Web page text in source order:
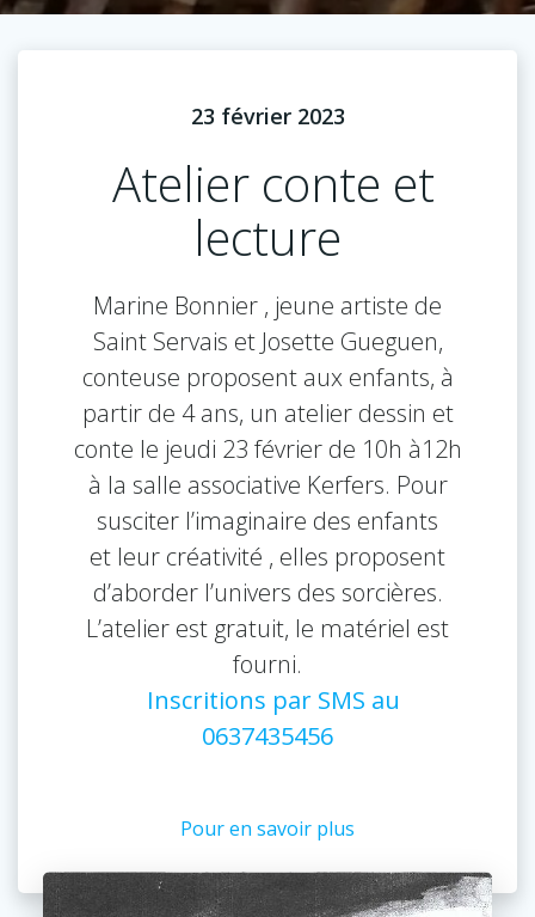
23 février 2023
Atelier conte et
lecture
Marine Bonnier , jeune artiste de
Saint Servais et Josette Gueguen,
conteuse proposent aux enfants, à
partir de 4 ans, un atelier dessin et
conte le jeudi 23 février de 10h à12h
à la salle associative Kerfers. Pour
susciter l’imaginaire des enfants
et leur créativité , elles proposent
d’aborder l’univers des sorcières.
L’atelier est gratuit, le matériel est
fourni.
Inscritions par SMS au
0637435456
Pour en savoir plus